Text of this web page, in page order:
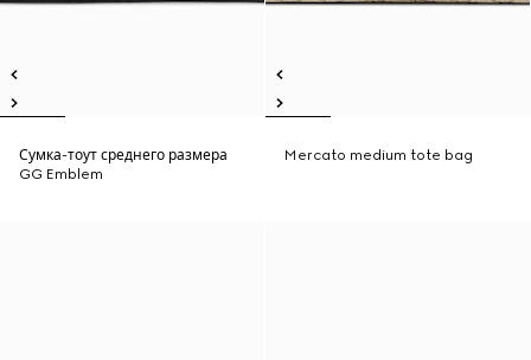
Сумка-тоут среднего размера
GG Emblem
Mercato medium tote bag